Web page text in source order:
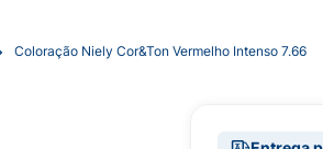
Coloração Niely Cor&Ton Vermelho Intenso 7.66